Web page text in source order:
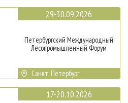
29-30.09.2026
Петербургский Международный
Лесопромышленный Форум
Санкт-Петербург
17-20.10.2026